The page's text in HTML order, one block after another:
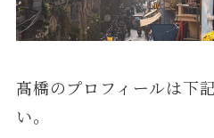
髙橋のプロフィールは下
い。